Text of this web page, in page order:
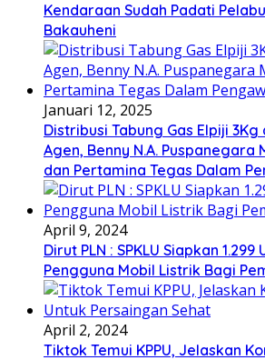
Kendaraan Sudah Padati
Bakauheni
Januari 12, 2025
Distribusi Tabung Gas Elpiji
Agen, Benny N.A. Puspanegara
dan Pertamina Tegas Dalam
April 9, 2024
Dirut PLN : SPKLU Siapkan 1.299
Pengguna Mobil Listrik Bagi
April 2, 2024
Tiktok Temui KPPU, Jelaskan